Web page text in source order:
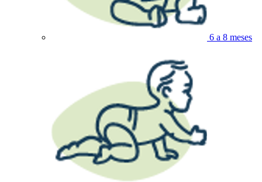
6 a 8 meses